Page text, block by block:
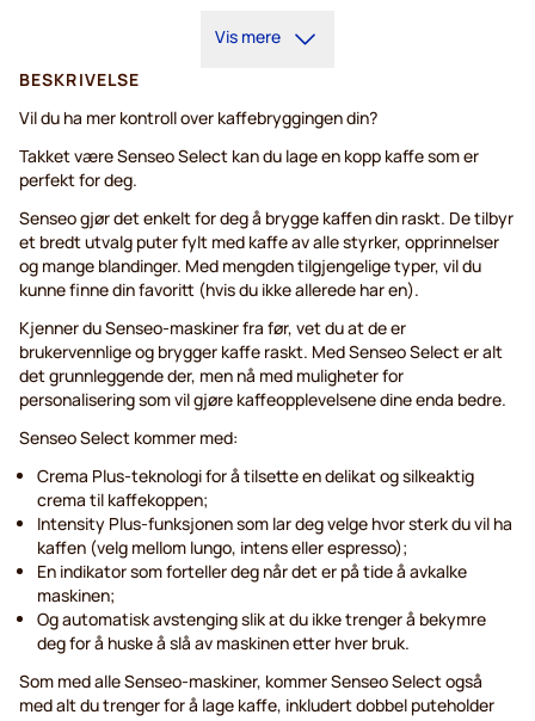
Vis mere
BESKRIVELSE
Vil du ha mer kontroll over kaffebryggingen din?
Takket være Senseo Select kan du lage en kopp kaffe som er
perfekt for deg.
Senseo gjør det enkelt for deg å brygge kaffen din raskt. De tilbyr
et bredt utvalg puter fylt med kaffe av alle styrker, opprinnelser
og mange blandinger. Med mengden tilgjengelige typer, vil du
kunne finne din favoritt (hvis du ikke allerede har en).
Kjenner du Senseo-maskiner fra før, vet du at de er
brukervennlige og brygger kaffe raskt. Med Senseo Select er alt
det grunnleggende der, men nå med muligheter for
personalisering som vil gjøre kaffeopplevelsene dine enda bedre.
Senseo Select kommer med:
Crema Plus-teknologi for å tilsette en delikat og silkeaktig
crema til kaffekoppen;
Intensity Plus-funksjonen som lar deg velge hvor sterk du vil ha
kaffen (velg mellom lungo, intens eller espresso);
En indikator som forteller deg når det er på tide å avkalke
maskinen;
Og automatisk avstenging slik at du ikke trenger å bekymre
deg for å huske å slå av maskinen etter hver bruk.
Som med alle Senseo-maskiner, kommer Senseo Select også
med alt du trenger for å lage kaffe, inkludert dobbel puteholder